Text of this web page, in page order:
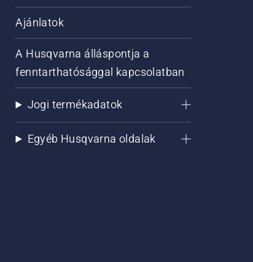
Ajánlatok
A Husqvarna álláspontja a
fenntarthatósággal kapcsolatban
Jogi termékadatok
Egyéb Husqvarna oldalak